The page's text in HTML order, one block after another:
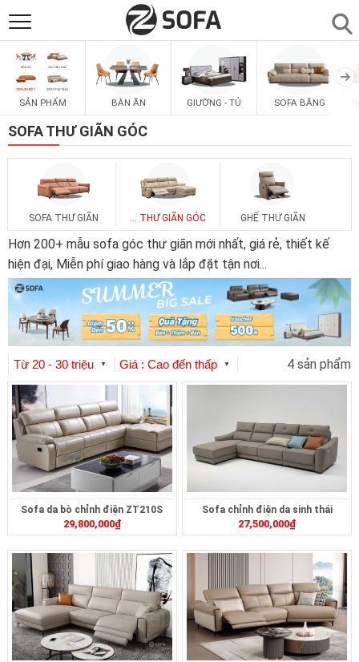
SẢN PHẨM
SOFAS
PHÒNG ĂN
PHÒNG KHÁCH
LIÊN HỆ
SẢN PHẨM BÀN ĂN GIƯỜNG - TỦ SOFA BĂNG
SOFA THƯ GIÃN GÓC
SOFA THƯ GIÃN ... THƯ GIÃN GÓC GHẾ THƯ GIÃN
Hơn 200+ mẫu sofa góc thư giãn mới nhất, giá rẻ, thiết kế
hiện đại, Miễn phí giao hàng và lắp đặt tận nơi...
Từ 20 - 30 triệu ▼ Giá : Cao đến thấp ▼ 4 sản phẩm
Sofa da bò chỉnh điện ZT210S
29,800,000₫
Sofa chỉnh điện da sinh thái
ZT2624
27,500,000₫